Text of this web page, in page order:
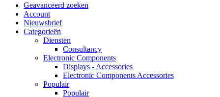
Geavanceerd zoeken
Account
Nieuwsbrief
Categorieën
Diensten
Consultancy
Electronic Components
Displays - Accessories
Electronic Components Accessories
Populair
Populair